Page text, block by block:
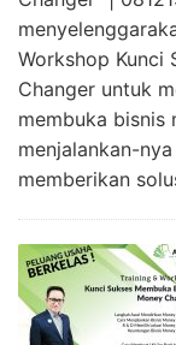
Workshop Kunci
Changer untuk
membuka
menjalankan-
memberikan